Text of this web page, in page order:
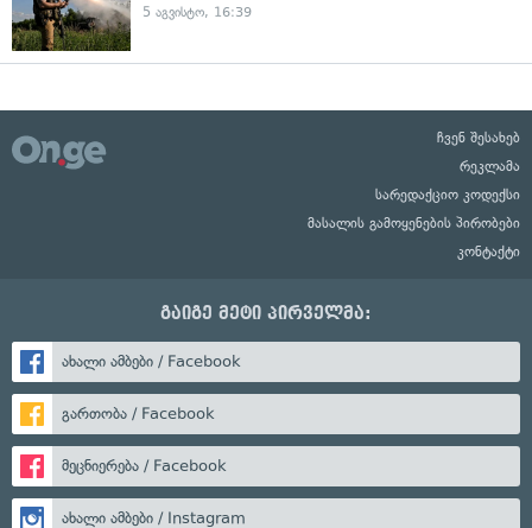
5 აგვისტო, 16:39
ჩვენ შესახებ
რეკლამა
სარედაქციო კოდექსი
მასალის გამოყენების პირობები
კონტაქტი
გაიგე მეტი პირველმა:
ახალი ამბები / Facebook
გართობა / Facebook
მეცნიერება / Facebook
ახალი ამბები / Instagram